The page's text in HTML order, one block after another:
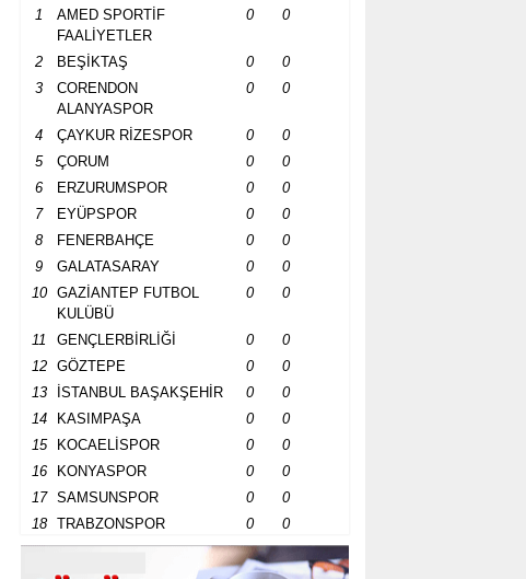
1
AMED SPORTİF
FAALİYETLER
0 0
2 BEŞİKTAŞ 0
0
3
CORENDON
ALANYASPOR
0 0
4 ÇAYKUR RİZESPOR 0
0
5
ÇORUM 0
0
6
ERZURUMSPOR 0
0
7
EYÜPSPOR 0
0
8
FENERBAHÇE 0
0
9
GALATASARAY 0
0
10
GAZİANTEP FUTBOL
KULÜBÜ
0 0
11 GENÇLERBİRLİĞİ 0
0
12
GÖZTEPE 0
0
13
İSTANBUL BAŞAKŞEHİR 0
0
14
KASIMPAŞA 0
0
15
KOCAELİSPOR 0
0
16
KONYASPOR 0
0
17
SAMSUNSPOR 0
0
18
TRABZONSPOR 0 0